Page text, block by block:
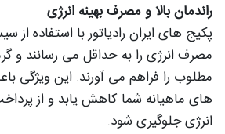
راندمان بالا و مصرف بهینه انرژی
پکیج های ایران رادیاتور با استفاده از
مصرف انرژی را به حداقل می رسانند و
مطلوب را فراهم می آورند. این ویژگی
های ماهیانه شما کاهش یابد و از
انرژی جلوگیری شود.